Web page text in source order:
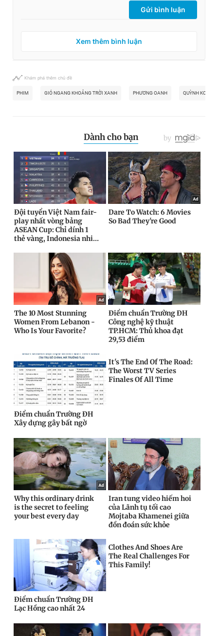
Gửi bình luận
Xem thêm bình luận
Khám phá thêm chủ đề
PHIM GIÓ NGANG KHOẢNG TRỜI XANH PHƯƠNG OANH QUỲNH KOOL